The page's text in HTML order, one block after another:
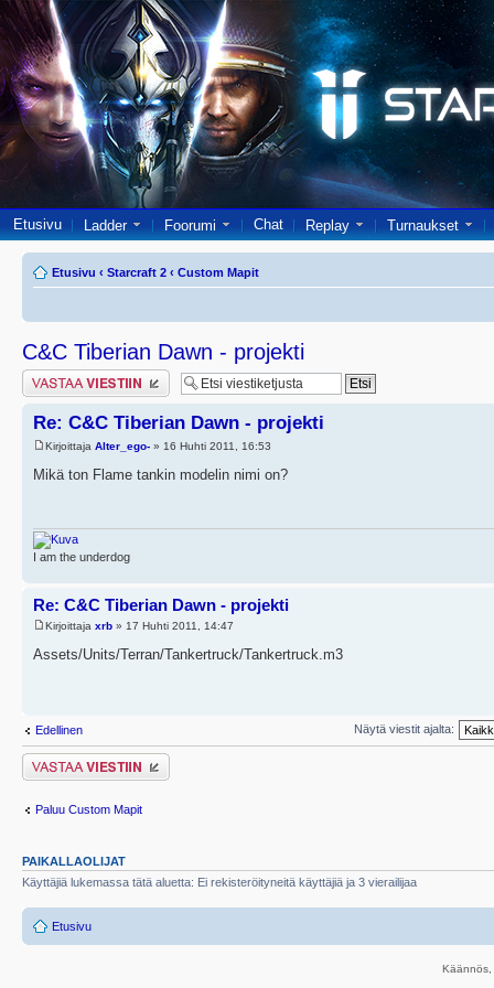
Etusivu Ladder Foorumi Chat Replay Turnaukset
Etusivu ‹ Starcraft 2 ‹ Custom Mapit
C&C Tiberian Dawn - projekti
Lähetä vastaus
Re: C&C Tiberian Dawn - projekti
Kirjoittaja Alter_ego- » 16 Huhti 2011, 16:53
Mikä ton Flame tankin modelin nimi on?
I am the underdog
Re: C&C Tiberian Dawn - projekti
Kirjoittaja xrb » 17 Huhti 2011, 14:47
Assets/Units/Terran/Tankertruck/Tankertruck.m3
Edellinen Näytä viestit ajalta:
Lähetä vastaus
Paluu Custom Mapit
PAIKALLAOLIJAT
Käyttäjiä lukemassa tätä aluetta: Ei rekisteröityneitä käyttäjiä ja 3 vierailijaa
Etusivu